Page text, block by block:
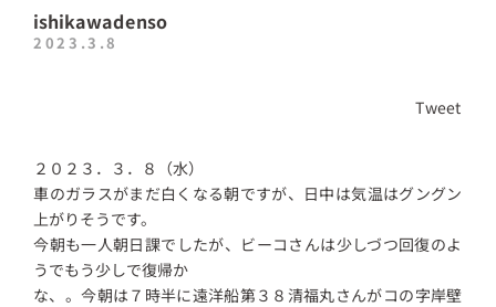
ishikawadenso
2023.3.8
Tweet
２０２３．３．８（水）
車のガラスがまだ白くなる朝ですが、日中は気温はグングン
上がりそうです。
今朝も一人朝日課でしたが、ビーコさんは少しづつ回復のよ
うでもう少しで復帰か
な、。今朝は７時半に遠洋船第３８清福丸さんがコの字岸壁